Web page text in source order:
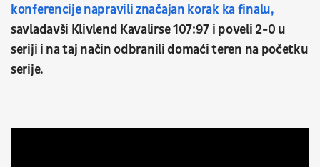
konferencije napravili značajan korak ka finalu,
savladavši Klivlend Kavalirse 107:97 i poveli 2-0 u
seriji i na taj način odbranili domaći teren na početku
serije.